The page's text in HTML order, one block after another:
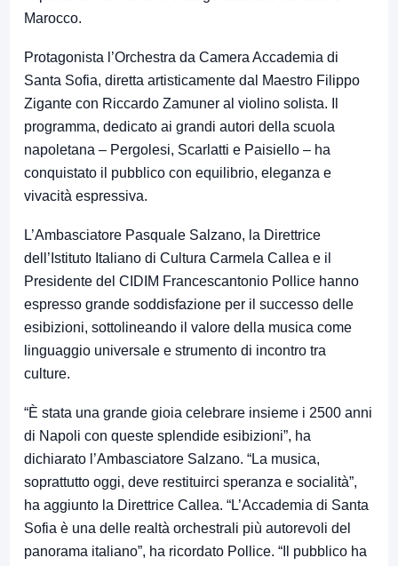
Marocco.
Protagonista l’Orchestra da Camera Accademia di
Santa Sofia, diretta artisticamente dal Maestro Filippo
Zigante con Riccardo Zamuner al violino so lista. Il
programma, dedicato ai grandi autori della scuola
napoletana – Pergolesi, Scarlatti e Paisiello – ha
conquistato il pubblico con equilibrio, eleganza e
vivacità espressiva.
L’Ambasciatore Pasquale Salzano, la Direttrice
dell’Istituto Italiano di Cultura Carmela Callea e il
Presidente del CIDIM Francescantonio Pollice hanno
espresso grande soddisfazione per il successo delle
esibizioni, sottolineando il valore della musica come
linguaggio universale e strumento di incontro tra
culture.
“È stata una grande gioia celebrare insieme i 2500 anni
di Napoli con queste splendide esibizioni”, ha
dichiarato l’Ambasciatore Salzano. “La musica,
soprattutto oggi, deve restituirci speranza e socialità”,
ha aggiunto la Direttrice Callea. “L’Accademia di Santa
Sofia è una delle realtà orchestrali più autorevoli del
panorama italiano”, ha ricordato Pollice. “Il pubblico ha